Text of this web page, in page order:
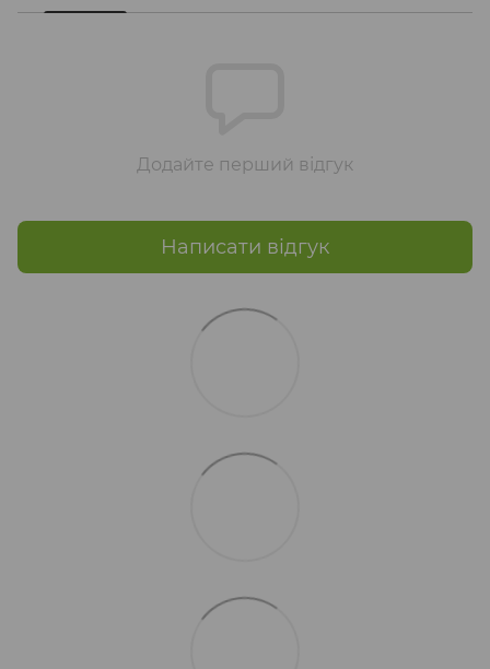
Додайте перший відгук
Написати відгук